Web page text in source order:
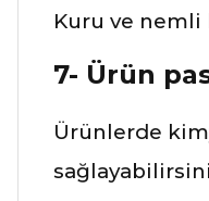
Kuru ve nemli
7- Ürün
Ürünlerde